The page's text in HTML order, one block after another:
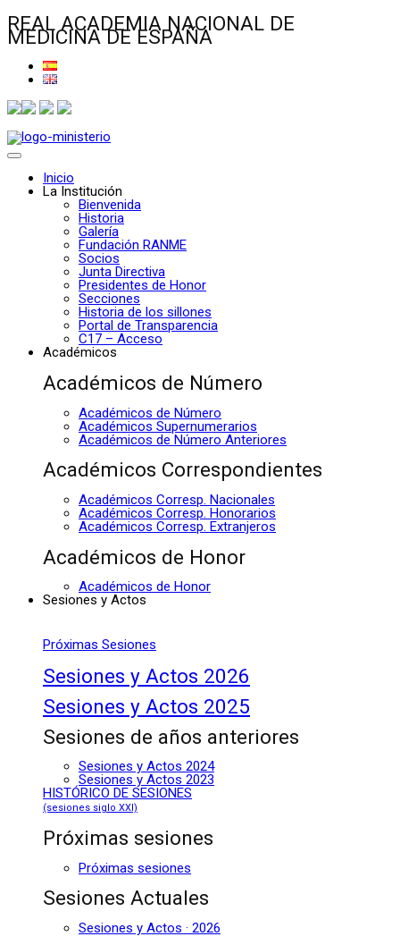
REAL ACADEMIA NACIONAL DE
MEDICINA DE ESPAÑA
Inicio
La Institución
Bienvenida
Historia
Galería
Fundación RANME
Socios
Junta Directiva
Presidentes de Honor
Secciones
Historia de los sillones
Portal de Transparencia
C17 – Acceso
Académicos
Académicos de Número
Académicos de Número
Académicos Supernumerarios
Académicos de Número Anteriores
Académicos Correspondientes
Académicos Corresp. Nacionales
Académicos Corresp. Honorarios
Académicos Corresp. Extranjeros
Académicos de Honor
Académicos de Honor
Sesiones y Actos
Próximas Sesiones
Sesiones y Actos 2026
Sesiones y Actos 2025
Sesiones de años anteriores
Sesiones y Actos 2024
Sesiones y Actos 2023
HISTÓRICO DE SESIONES
(sesiones siglo XXI)
Próximas sesiones
Próximas sesiones
Sesiones Actuales
Sesiones y Actos · 2026